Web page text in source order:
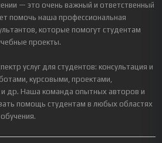
— это очень важный и ответственный
помочь наша профессиональная
которые помогут студентам
проекты.
услуг для студентов: консультация и
курсовыми, проектами,
и др. Наша команда опытных авторов и
помощь студентам в любых областях